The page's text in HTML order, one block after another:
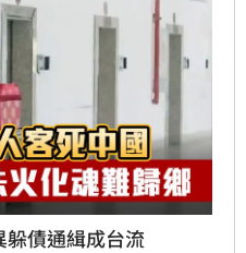
債通緝成台流